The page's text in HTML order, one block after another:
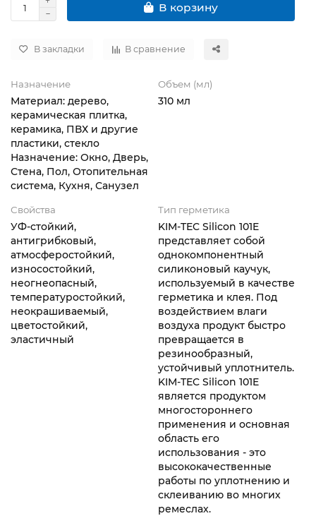
В корзину
В закладки В сравнение
Назначение
Материал: дерево,
керамическая плитка,
керамика, ПВХ и другие
пластики, стекло
Назначение: Окно, Дверь,
Стена, Пол, Отопительная
система, Кухня, Санузел
Объем (мл)
310 мл
Свойства
УФ-стойкий,
антигрибковый,
атмосферостойкий,
износостойкий,
неогнеопасный,
температуростойкий,
неокрашиваемый,
цветостойкий,
эластичный
Тип герметика
KIM-TEC Silicon 101E
представляет собой
однокомпонентный
cиликоновый каучук,
используемый в качестве
герметика и клея. Под
воздействием влаги
воздуха продукт быстро
превращается в
резинообразный,
устойчивый уплотнитель.
KIM-TEC Silicon 101E
является продуктом
многостороннего
применения и основная
область его
использования - это
высококачественные
работы по уплотнению и
склеиванию во многих
ремеслах.